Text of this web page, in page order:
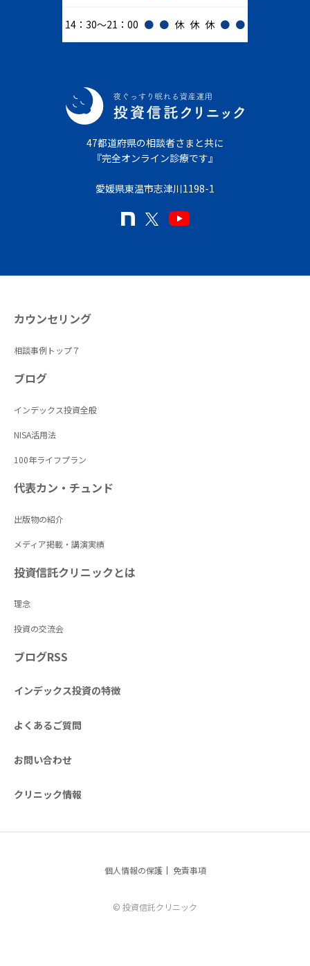
14：30～21：00 ● ● 休 休 休 ● ●
47都道府県の相談者さまと共に
『完全オンライン診療です』
愛媛県東温市志津川1198-1
カウンセリング
相談事例トップ７
ブログ
インデックス投資全般
NISA活用法
100年ライフプラン
代表カン・チュンド
出版物の紹介
メディア掲載・講演実績
投資信託クリニックとは
理念
投資の交流会
ブログRSS
インデックス投資の特徴
よくあるご質問
お問い合わせ
クリニック情報
個人情報の保護 免責事項
© 投資信託クリニック